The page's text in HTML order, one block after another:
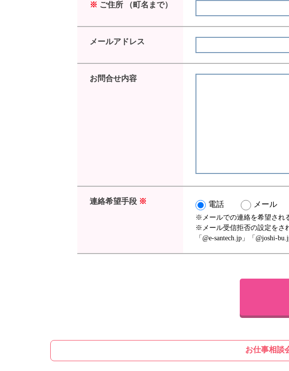
※ ご住所 （町名まで）
メールアドレス
お問合せ内容
連絡希望手段 ※ 電話 メール
※メールでの連絡を希望され
※メール受信拒否の設定をさ
「@e-santech.jp」「@joshi-
お仕事相談